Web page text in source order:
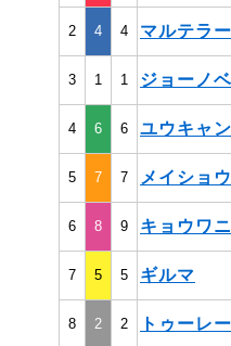
2 4 4 マルテラ
3 1 1 ジョーノ
4 6 6 ユウキャン
5 7 7 メイショ
6 8 9 キョウワ
7 5 5 ギルマ
8 2 2 トゥーレ